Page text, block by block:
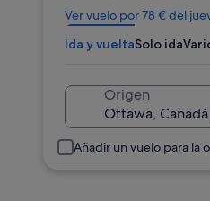
Ver vuelo por 78 € del
Se
abre
en
nueva
Ida y vueltaSolo ida
Origen
Añadir un vuelo para la